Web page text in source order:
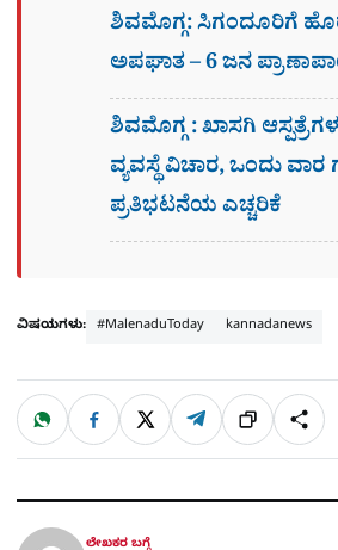
ಶಿವಮೊಗ್ಗ: ಸಿಗಂದೂರಿಗೆ
ಅಪಘಾತ – 6 ಜನ
ಶಿವಮೊಗ್ಗ : ಖಾಸಗಿ
ವ್ಯವಸ್ಥೆ ವಿಚಾರ, ಒಂದು ವಾರ
ಪ್ರತಿಭಟನೆಯ ಎಚ್ಚರಿಕೆ
ವಿಷಯಗಳು: #MalenaduToday kannadanews
ಹಂಚಿಕೊಳ್ಳಿ
W
a
t
p
F
c
e
o
X T
l
e
a
ಲಿಂ
ಕ್
S
h
a
ಲೇಖಕರ ಬಗ್ಗೆ